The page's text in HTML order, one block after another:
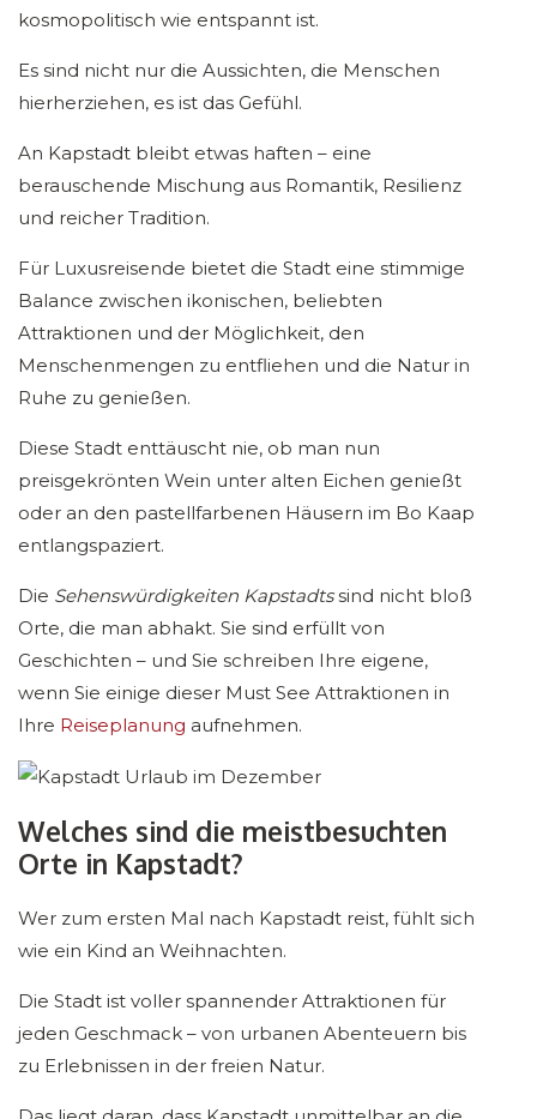
kosmopolitisch wie entspannt ist.
Es sind nicht nur die Aussichten, die Menschen
hierherziehen, es ist das Gefühl.
An Kapstadt bleibt etwas haften – eine
berauschende Mischung aus Romantik, Resilienz
und reicher Tradition.
Für Luxusreisende bietet die Stadt eine stimmige
Balance zwischen ikonischen, beliebten
Attraktionen und der Möglichkeit, den
Menschenmengen zu entfliehen und die Natur in
Ruhe zu genießen.
Diese Stadt enttäuscht nie, ob man nun
preisgekrönten Wein unter alten Eichen genießt
oder an den pastellfarbenen Häusern im Bo Kaap
entlangspaziert.
Die Sehenswürdigkeiten Kapstadtssind nicht bloß
Orte, die man abhakt. Sie sind erfüllt von
Geschichten – und Sie schreiben Ihre eigene,
wenn Sie einige dieser Must See Attraktionen in
Ihre Reiseplanung aufnehmen.
Welches sind die meistbesuchten
Orte in Kapstadt?
Wer zum ersten Mal nach Kapstadt reist, fühlt sich
wie ein Kind an Weihnachten.
Die Stadt ist voller spannender Attraktionen für
jeden Geschmack – von urbanen Abenteuern bis
zu Erlebnissen in der freien Natur.